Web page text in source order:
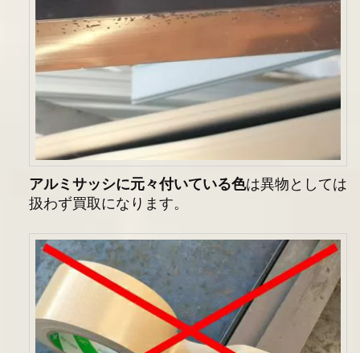
アルミサッシに元々付いている色は異物としては
扱わず買取になります。